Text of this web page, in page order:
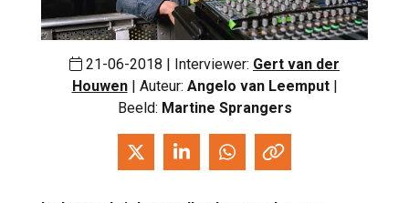
21-06-2018 | Interviewer: Gert van der
Houwen
| Auteur: Angelo van Leemput|
Beeld: Martine Sprangers